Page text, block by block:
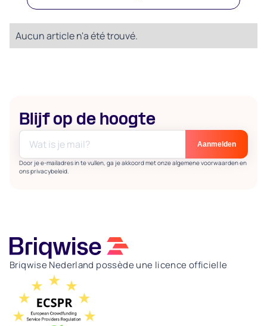
Aucun article n'a été trouvé.
Blijf op de hoogte
Door je e-mailadres in te vullen, ga je akkoord met onze algemene voorwaarden en
ons privacybeleid.
Briqwise Nederland possède une licence officielle